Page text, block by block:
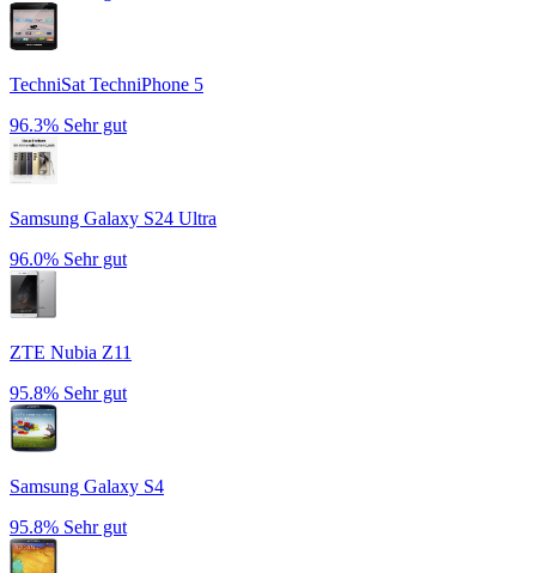
TechniSat TechniPhone 5
96.3% Sehr gut
Samsung Galaxy S24 Ultra
96.0% Sehr gut
ZTE Nubia Z11
95.8% Sehr gut
Samsung Galaxy S4
95.8% Sehr gut